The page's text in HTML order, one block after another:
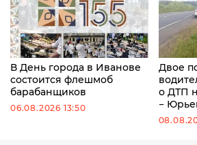
В День города в Иванове
состоится флешмоб
барабанщиков
06.08.2026 13:50
Двое
о ДТП
−